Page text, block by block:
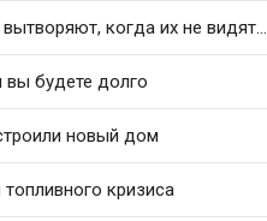
когда их не видят...
вы будете долго
новый дом
кризиса